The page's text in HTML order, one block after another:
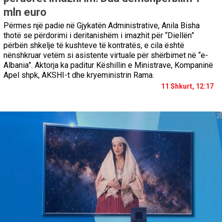
mln euro
Përmes një padie në Gjykatën Administrative, Anila Bisha
thotë se përdorimi i deritanishëm i imazhit për “Diellën”
përbën shkelje të kushteve të kontratës, e cila është
nënshkruar vetëm si asistente virtuale për shërbimet në “e-
Albania”. Aktorja ka paditur Këshillin e Ministrave, Kompaninë
Apel shpk, AKSHI-t dhe kryeministrin Rama.
11 Shkurt, 12:17